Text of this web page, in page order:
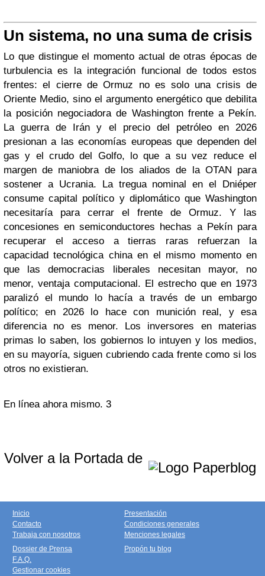
Un sistema, no una suma de crisis
Lo que distingue el momento actual de otras épocas de
turbulencia es la integración funcional de todos estos
frentes: el cierre de Ormuz no es solo una crisis de
Oriente Medio, sino el argumento energético que debilita
la posición negociadora de Washington frente a Pekín.
La guerra de Irán y el precio del petróleo en 2026
presionan a las economías europeas que dependen del
gas y el crudo del Golfo, lo que a su vez reduce el
margen de maniobra de los aliados de la OTAN para
sostener a Ucrania. La tregua nominal en el Dniéper
consume capital político y diplomático que Washington
necesitaría para cerrar el frente de Ormuz. Y las
concesiones en semiconductores hechas a Pekín para
recuperar el acceso a tierras raras refuerzan la
capacidad tecnológica china en el mismo momento en
que las democracias liberales necesitan mayor, no
menor, ventaja computacional. El estrecho que en 1973
paralizó el mundo lo hacía a través de un embargo
político; en 2026 lo hace con munición real, y esa
diferencia no es menor. Los inversores en materias
primas lo saben, los gobiernos lo intuyen y los medios,
en su mayoría, siguen cubriendo cada frente como si los
otros no existieran.
En línea ahora mismo. 3
Volver a la Portada de
Inicio
Contacto
Trabaja con nosotros
Presentación
Condiciones generales
Menciones legales
Dossier de Prensa
F.A.Q.
Gestionar cookies
Propón tu blog